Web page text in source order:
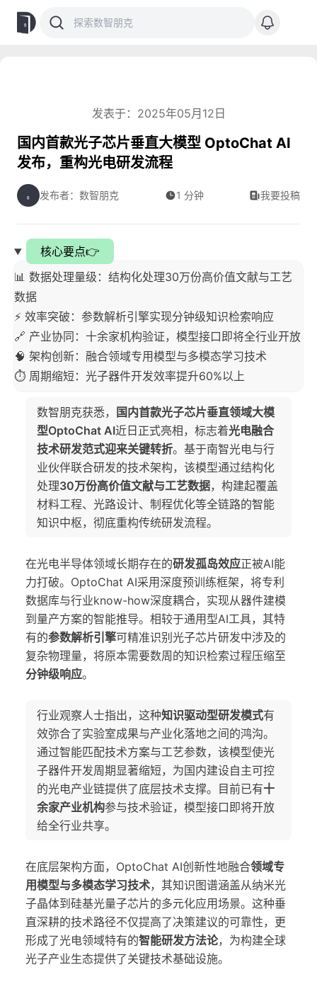
发表于：2025年05月12日
国内首款光子芯片垂直大模型 OptoChat AI
发布，重构光电研发流程
发布者：数智朋克 1 分钟 我要投稿
核心要点👉
📊 数据处理量级：结构化处理30万份高价值文献与工艺
数据
⚡ 效率突破：参数解析引擎实现分钟级知识检索响应
🔗 产业协同：十余家机构验证，模型接口即将全行业开放
🧠 架构创新：融合领域专用模型与多模态学习技术
⏱ 周期缩短：光子器件开发效率提升60%以上
数智朋克获悉，
国内首款光子芯片垂直领域大模
型OptoChat AI近日正式亮相，标志着光电融合
技术研发范式迎来关键转折。基于南智光电与行
业伙伴联合研发的技术架构，该模型通过结构化
处理30万份高价值文献与工艺数据，构建起覆盖
材料工程、光路设计、制程优化等全链路的智能
知识中枢，彻底重构传统研发流程。
在光电半导体领域长期存在的研发孤岛效应正被AI能
力打破。OptoChat AI采用深度预训练框架，将专利
数据库与行业know-how深度耦合，实现从器件建模
到量产方案的智能推导。相较于通用型AI工具，其特
有的参数解析引擎可精准识别光子芯片研发中涉及的
复杂物理量，将原本需要数周的知识检索过程压缩至
分钟级响应。
行业观察人士指出，这种知识驱动型研发模式有
效弥合了实验室成果与产业化落地之间的鸿沟。
通过智能匹配技术方案与工艺参数，该模型使光
子器件开发周期显著缩短，为国内建设自主可控
的光电产业链提供了底层技术支撑。目前已有十
余家产业机构参与技术验证，模型接口即将开放
给全行业共享。
在底层架构方面，OptoChat AI创新性地融合领域专
用模型与多模态学习技术，其知识图谱涵盖从纳米光
子晶体到硅基光量子芯片的多元化应用场景。这种垂
直深耕的技术路径不仅提高了决策建议的可靠性，更
形成了光电领域特有的智能研发方法论，为构建全球
光子产业生态提供了关键技术基础设施。